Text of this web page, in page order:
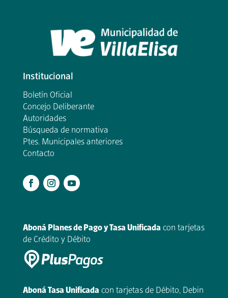
Institucional
Boletín Oficial
Concejo Deliberante
Autoridades
Búsqueda de normativa
Ptes. Municipales anteriores
Contacto
Aboná Planes de Pago y Tasa Unificada con tarjetas
de Crédito y Débito
Aboná Tasa Unificada con tarjetas de Débito, Debin